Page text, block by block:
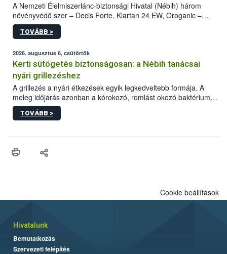
A Nemzeti Élelmiszerlánc-biztonsági Hivatal (Nébih) három
növényvédő szer – Decis Forte, Klartan 24 EW, Oroganic –
engedélyokiratát módosította, így azok a szüretet követően,
egészen a vesszőérettség (BBCH 91) stádiumáig
érésű szőlőkben is legyen lehetőség a károsító elleni további
védekezésre. Az Oroganic készítmény kis kiszerelésben kiskerti
felhasználók számára is elérhető és ökológiai termesztésben is
engedélyezett.
TOVÁBB >
2026. augusztus 6, csütörtök
Kerti sütögetés biztonságosan: a Nébih tanácsai
nyári grillezéshez
A grillezés a nyári étkezések egyik legkedveltebb formája. A
meleg időjárás azonban a kórokozó, romlást okozó baktériumok
gyorsabb szaporodásának is kedvez. A szabadtéri sütögetés
ezért nem csupán a megfelelő sütési technikáról szól: legalább
higiéniai szabályok betartása, a megfelelő hőkezelés, valamint a
biztonsági Hivatal (Nébih) Oktatási Programja összegyűjtötte a
TOVÁBB >
Cookie beállítások
Hivatalunk
Bemutatkozás
Szervezeti felépítés